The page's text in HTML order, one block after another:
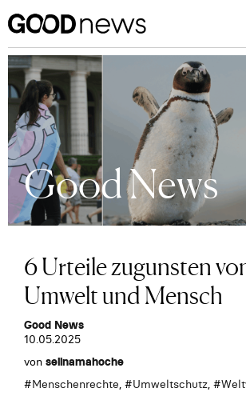
Good News
6 Urteile zugunsten
Umwelt und Mensch
Good News
10.05.2025
von selinamahoche
#Menschenrechte, #Umweltschutz, #